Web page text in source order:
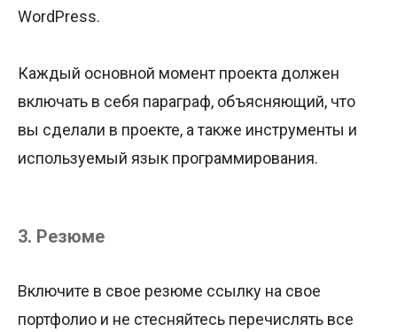
WordPress.
Каждый основной момент проекта должен
включать в себя параграф, объясняющий, что
вы сделали в проекте, а также инструменты и
используемый язык программирования.
3. Резюме
Включите в свое резюме ссылку на свое
портфолио и не стесняйтесь перечислять все